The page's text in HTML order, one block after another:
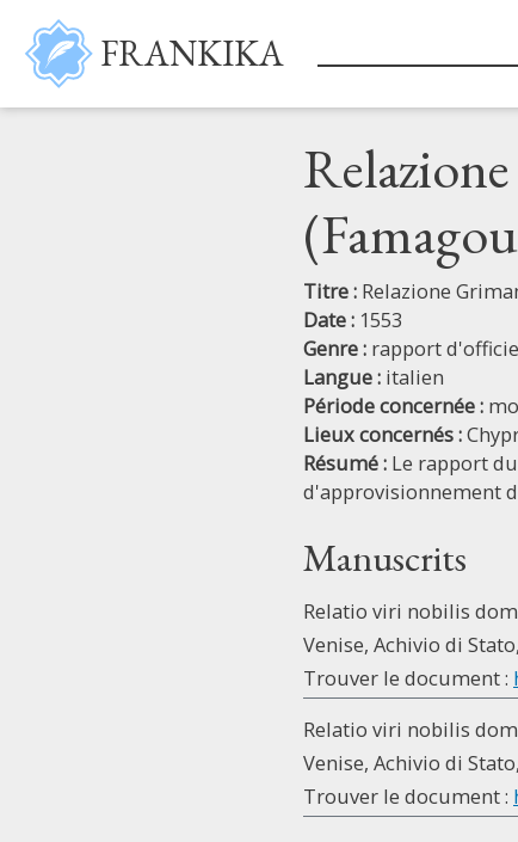
Aller au contenu principal
FRANKIKA
Titre : Relazione
Date : 1553
Genre : rapport
Langue : italien
Période concernée :
Lieux concernés :
Résumé : Le rapport
d'approvisionnement
Manuscrits
Relatio viri nobilis
Venise, Achivio di
Trouver le document :
Relatio viri nobilis
Venise, Achivio di
Trouver le document :